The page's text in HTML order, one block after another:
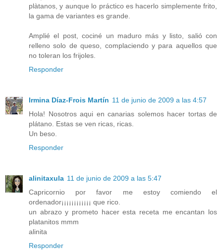
plàtanos, y aunque lo práctico es hacerlo simplemente frito,
la gama de variantes es grande.
Amplié el post, cociné un maduro más y listo, salió con
relleno solo de queso, complaciendo y para aquellos que
no toleran los frijoles.
Responder
Irmina Díaz-Frois Martín 11 de junio de 2009 a las 4:57
Hola! Nosotros aqui en canarias solemos hacer tortas de
plátano. Estas se ven ricas, ricas.
Un beso.
Responder
alinitaxula 11 de junio de 2009 a las 5:47
Capricornio por favor me estoy comiendo el
ordenador¡¡¡¡¡¡¡¡¡¡¡¡ que rico.
un abrazo y prometo hacer esta receta me encantan los
platanitos mmm
alinita
Responder